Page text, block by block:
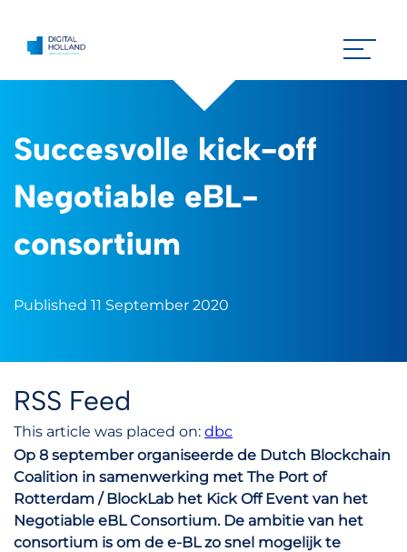
Succesvolle kick-off
Negotiable eBL-
consortium
Published 11 September 2020
RSS Feed
This article was placed on: dbc
Op 8 september organiseerde de Dutch Blockchain
Coalition in samenwerking met The Port of
Rotterdam / BlockLab het Kick Off Event van het
Negotiable eBL Consortium. De ambitie van het
consortium is om de e-BL zo snel mogelijk te